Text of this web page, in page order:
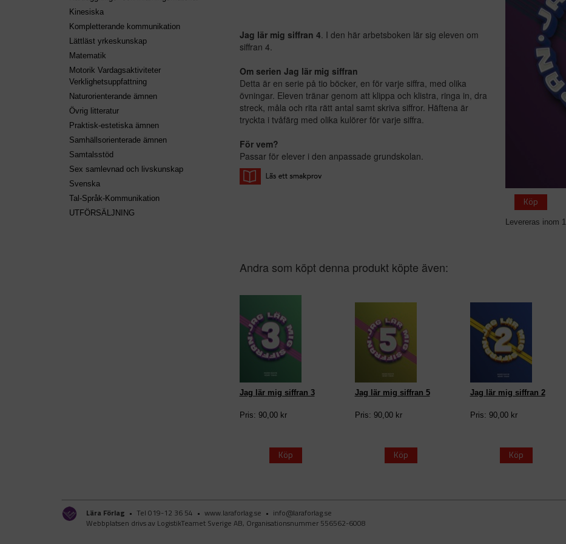
Kinesiska
Kompletterande kommunikation
Lättläst yrkeskunskap
Matematik
Motorik Vardagsaktiviteter
Verklighetsuppfattning
Naturorienterande ämnen
Övrig litteratur
Praktisk-estetiska ämnen
Samhällsorienterade ämnen
Samtalsstöd
Sex samlevnad och livskunskap
Svenska
Tal-Språk-Kommunikation
UTFÖRSÄLJNING
Köp
Levereras inom
Jag lär mig siffran 4. I den här arbetsboken lär sig eleven om
siffran 4.
Om serien Jag lär mig siffran
Detta är en serie på tio böcker, en för varje siffra, med olika
övningar. Eleven tränar genom att klippa och klistra, ringa in, dra
streck, måla och rita rätt antal samt skriva siffror. Häftena är
tryckta i tvåfärg med olika kulörer för varje siffra.
För vem?
Passar för elever i den anpassade grundskolan.
Andra som köpt denna produkt köpte även:
Jag lär mig siffran 3
Pris: 90,00 kr
Köp
Jag lär mig siffran 5
Pris: 90,00 kr
Köp
Jag lär mig siffran 2
Pris: 90,00 kr
Köp
Lära Förlag • Tel 019-12 36 54 • www.laraforlag.se • info@laraforlag.se
Webbplatsen drivs av LogistikTeamet Sverige AB, Organisationsnummer 556562-6008